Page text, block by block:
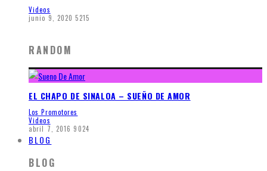
Videos
junio 9, 2020 5215
RANDOM
EL CHAPO DE SINALOA – SUEÑO DE AMOR
Los Promotores
Videos
abril 7, 2016 9024
BLOG
BLOG